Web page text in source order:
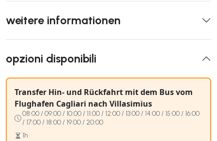
weitere informationen
opzioni disponibili
Transfer Hin- und Rückfahrt mit dem Bus vom
Flughafen Cagliari nach Villasimius
08:00 / 09:00 / 10:00 / 11:00 / 12:00 / 13:00 / 14:00 / 15:00 / 16:00
/ 17:00 / 18:00 / 19:00 / 20:00
1h